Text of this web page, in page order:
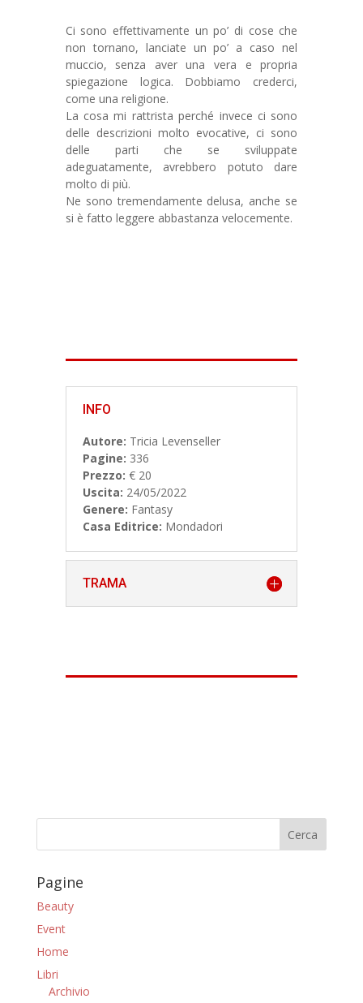
Ci sono effettivamente un po’ di cose che
non tornano, lanciate un po’ a caso nel
muccio, senza aver una vera e propria
spiegazione logica. Dobbiamo crederci,
come una religione.
La cosa mi rattrista perché invece ci sono
delle descrizioni molto evocative, ci sono
delle parti che se sviluppate
adeguatamente, avrebbero potuto dare
molto di più.
Ne sono tremendamente delusa, anche se
si è fatto leggere abbastanza velocemente.
INFO
Autore: Tricia Levenseller
Pagine: 336
Prezzo: € 20
Uscita: 24/05/2022
Genere: Fantasy
Casa Editrice: Mondadori
TRAMA
Pagine
Beauty
Event
Home
Libri
Archivio